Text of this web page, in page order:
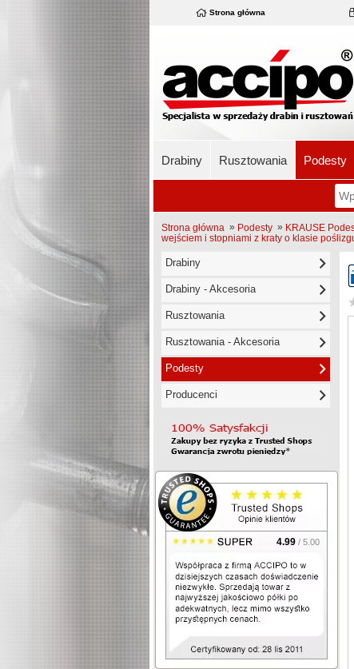
Strona główna
Drabiny Rusztowania Podesty
Strona główna » Podesty » KRAUSE
wejściem i stopniami z kraty o klasie
Drabiny
Drabiny - Akcesoria
Rusztowania
Rusztowania - Akcesoria
Podesty
Producenci
4.99 / 5.00